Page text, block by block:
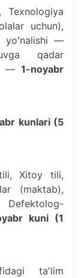
Texnologiya
uchun),
yoʻnalishi —
qadar
— 1-noyabr
kunlari (5
Xitoy tili,
(maktab),
kuni (1
taʼlim